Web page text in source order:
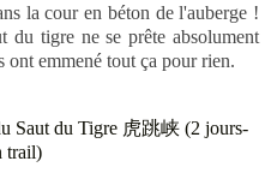
la cour en béton de l'auberge !
du tigre ne se prête absolument
ont emmené tout ça pour rien.